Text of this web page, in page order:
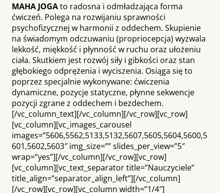
MAHA JOGAto radosna i odmładzająca forma
ćwiczeń. Polega na rozwijaniu sprawności
psychofizycznej w harmonii z oddechem. Skupienie
na świadomym odczuwaniu (propriocepcja) wyzwala
lekkość, miękkość i płynność w ruchu oraz ułożeniu
ciała. Skutkiem jest rozwój siły i gibkości oraz stan
głębokiego odprężenia i wyciszenia. Osiąga się to
poprzez specjalnie wykonywane: ćwiczenia
dynamiczne, pozycje statyczne, płynne sekwencje
pozycji zgrane z oddechem i bezdechem.
[/vc_column_text][/vc_column][/vc_row][vc_row]
[vc_column][vc_images_carousel
images=”5606,5562,5133,5132,5607,5605,5604,5600,5
601,5602,5603″ img_size=”” slides_per_view=”5″
wrap=”yes”][/vc_column][/vc_row][vc_row]
[vc_column][vc_text_separator title=”Nauczyciele”
title_align=”separator_align_left”][/vc_column]
[/vc_row][vc_row][vc_column width=”1/4″]